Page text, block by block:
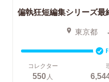
偏執狂短編集シリーズ最
東京都
コレクター
550 人